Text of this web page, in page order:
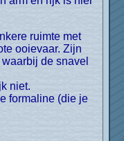
ooievaar. Zijn
de snavel
niet.
formaline (die je